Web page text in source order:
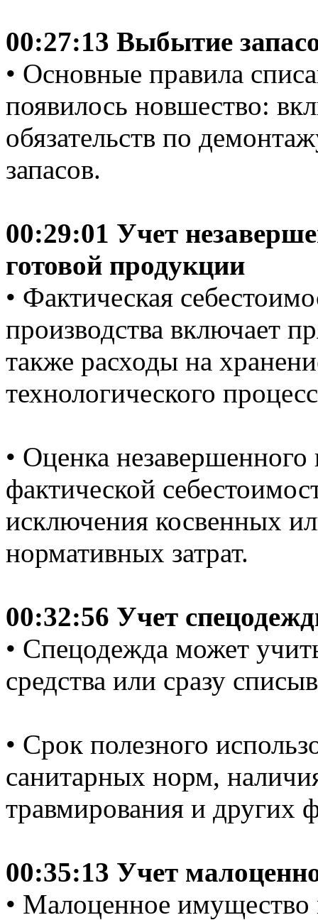
00:27:13 Выбытие
• Основные правила
появилось новшество:
обязательств по
запасов.
00:29:01 Учет
готовой продукции
• Фактическая
производства включает
также расходы на
технологического
• Оценка
фактической
исключения косвенных
нормативных затрат.
00:32:56 Учет
• Спецодежда может
средства или сразу
• Срок полезного
санитарных норм,
травмирования и других
00:35:13 Учет
• Малоценное